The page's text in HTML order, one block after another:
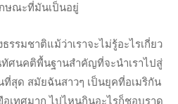
ษณะที่มันเป็นอยู่
รรมชาติแม้ว่าเราจะไม่รู้อะไรเกี่ยว
ศนคติพื้นฐานสำคัญที่จะนำเราไปสู่
ที่สุด สมัยฉันสาวๆ เป็นยุคที่อเมริกัน
อเทศมาก ไปไหนกินอะไรก็ชอบราด